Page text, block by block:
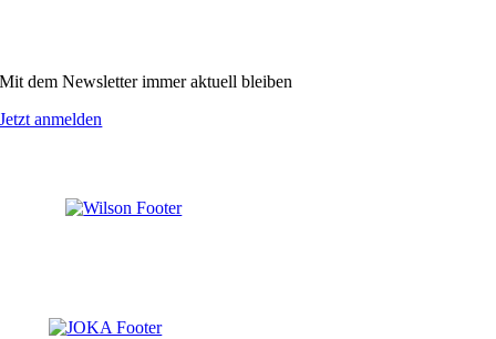
Mit dem Newsletter immer aktuell bleiben
Jetzt anmelden